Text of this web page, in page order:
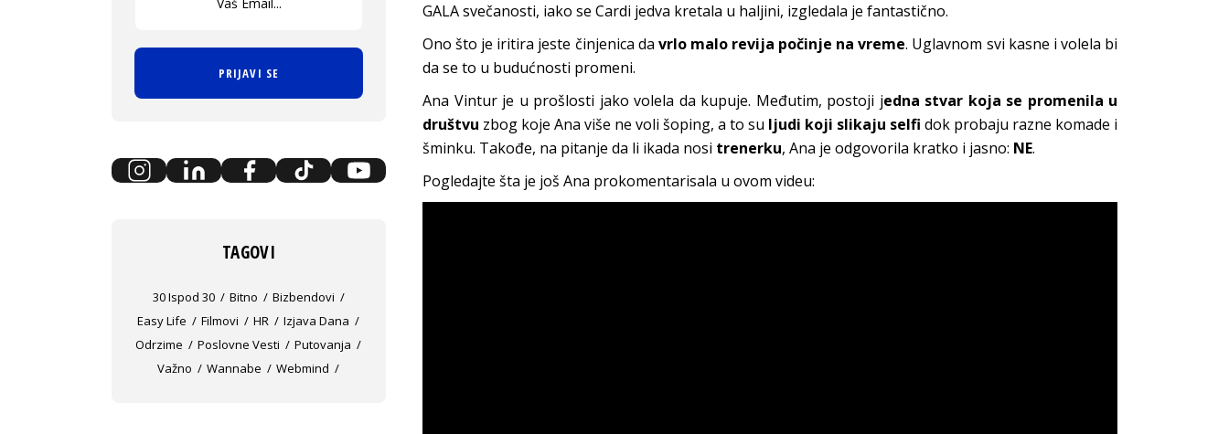
GALA svečanosti, iako se Cardi jedva kretala u haljini, izgledala je fantastično.
Ono što je iritira jeste činjenica da vrlo malo revija počinje na vreme. Uglavnom svi kasne i volela bi
da se to u budućnosti promeni.
Ana Vintur je u prošlosti jako volela da kupuje. Međutim, postoji jedna stvar koja se promenila u
društvu zbog koje Ana više ne voli šoping, a to su ljudi koji slikaju selfi dok probaju razne komade i
šminku. Takođe, na pitanje da li ikada nosi trenerku, Ana je odgovorila kratko i jasno: NE.
Pogledajte šta je još Ana prokomentarisala u ovom videu:
PRIJAVI SE
TAGOVI
30 Ispod 30 Bitno
Bizbendovi
Easy Life
Filmovi HR
Izjava Dana
Odrzime
Poslovne Vesti
Putovanja
Važno
Wannabe Webmind